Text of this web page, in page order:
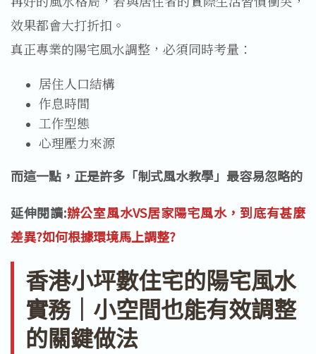
效果都會大打折扣。
真正專業的陽宅風水調整，必須同時考量：
居住人口結構
作息時間
工作型態
心理壓力來源
而這一點，正是許多「制式風水教學」最容易忽略的
延伸閱讀:辦公室風水VS居家陽宅風水，到底有甚麼
差異?如何根據環境馬上調整?
香港小坪數住宅的陽宅風水
實務｜小空間也能有效調整
的關鍵做法